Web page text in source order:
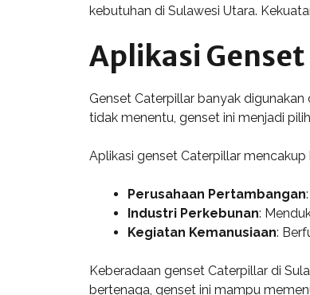
kebutuhan di Sulawesi Utara.
Aplikasi
Genset Caterpillar banyak
tidak menentu, genset ini menjadi
Aplikasi genset Caterpillar
Perusahaan Pertambangan
Industri Perkebunan:
Kegiatan Kemanusiaan:
Keberadaan genset Caterpillar di
bertenaga, genset ini mampu